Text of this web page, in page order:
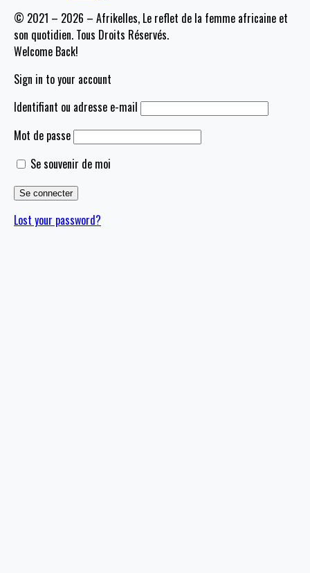
© 2021 – 2026 – Afrikelles, Le reflet de la femme africaine et
son quotidien. Tous Droits Réservés.
Welcome Back!
Sign in to your account
Identifiant ou adresse e-mail
Mot de passe
Se souvenir de moi
Lost your password?